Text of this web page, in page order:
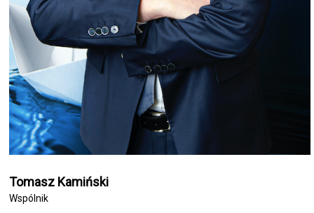
Tomasz Kamiński
Wspólnik